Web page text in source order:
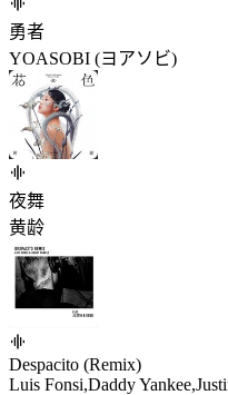
勇者
YOASOBI (ヨアソビ)
夜舞
黄龄
Despacito (Remix)
Luis Fonsi,Daddy